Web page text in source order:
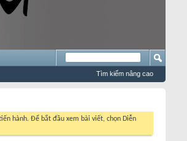
Tìm kiếm nâng cao
hành. Để bắt đầu xem bài viết, chọn Diễn